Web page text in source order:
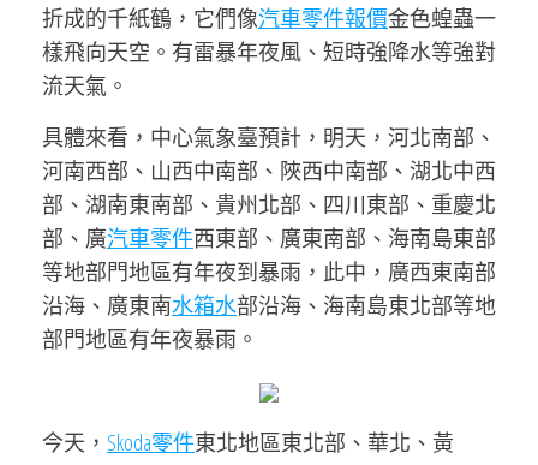
折成的千紙鶴，它們像汽車零件報價金色蝗蟲一
樣飛向天空。有雷暴年夜風、短時強降水等強對
流天氣。
具體來看，中心氣象臺預計，明天，河北南部、
河南西部、山西中南部、陜西中南部、湖北中西
部、湖南東南部、貴州北部、四川東部、重慶北
部、廣汽車零件西東部、廣東南部、海南島東部
等地部門地區有年夜到暴雨，此中，廣西東南部
沿海、廣東南水箱水部沿海、海南島東北部等地
部門地區有年夜暴雨。
今天， Skoda零件東北地區東北部、華北、黃